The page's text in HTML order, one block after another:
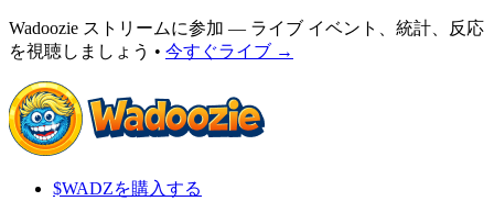
Wadoozie ストリームに参加 — ライブ イベント、統計、反応
を視聴しましょう • 今すぐライブ →
$WADZを購入する